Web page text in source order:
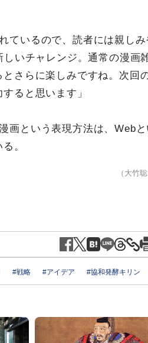
ているので、読者には親しみ
いチャレンジ。通常の漫画
さらに楽しみですね。次回
ると思います」
画という表現方法は、Webと
。
（大竹
#戦略 #アイデア #協和発酵キリン